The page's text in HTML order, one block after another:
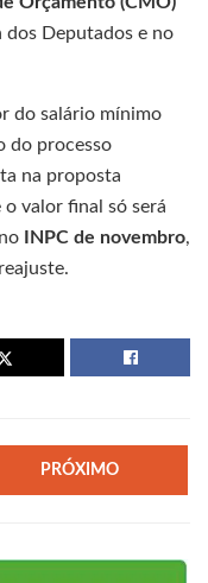
dos Deputados e no
do salário mínimo
do processo
na proposta
valor final só será
INPC de novembro,
PRÓXIMO